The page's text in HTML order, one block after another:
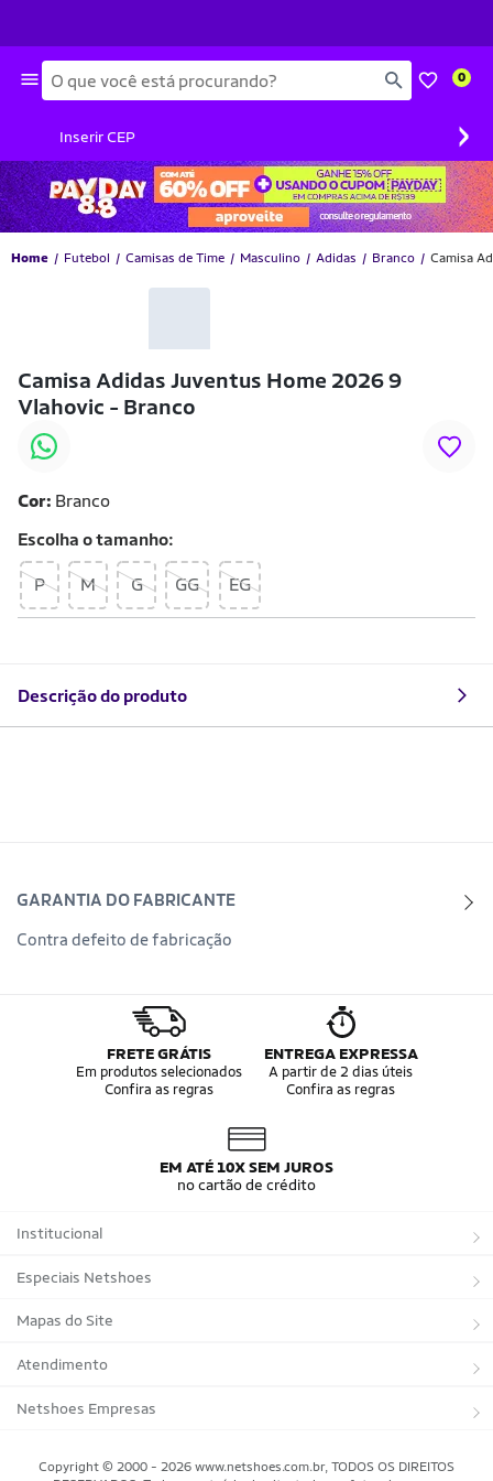
Busca 0
Inserir CEP ›
Home Futebol Camisas de Time Masculino Adidas Branco Camisa
Camisa Adidas Juventus Home 2026 9
Vlahovic - Branco
Cor: Branco
Escolha otamanho
P M G GG EG
Descrição do produto
GARANTIA DO FABRICANTE
Contra defeito de fabricação
FRETE GRÁTIS
Em produtos selecionados
Confira as regras
ENTREGA EXPRESSA
A partir de 2 dias úteis
Confira as regras
EM ATÉ 10X SEM JUROS
no cartão de crédito
Institucional
Sobre a Netshoes
Política de Privacidade
Programa de Afiliados
Regulamentos
Especiais Netshoes
Suplementos
Corrida
Bicicletas
Mapas do Site
Marcas
Tipos de Produtos
Atendimento
Trocas e devoluções
Netshoes Empresas
Copyright © 2000 - 2026 www.netshoes.com.br, TODOS OS DIREITOS